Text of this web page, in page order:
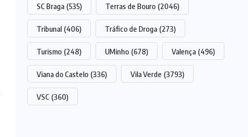
SC Braga (535) Terras de Bouro (2046)
Tribunal (406) Tráfico de Droga (273)
Turismo (248) UMinho (678) Valença (496)
Viana do Castelo (336) Vila Verde (3793)
VSC (360)